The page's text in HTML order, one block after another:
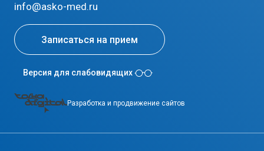
info@asko-med.ru
Записаться на прием
Версия для слабовидящих
Разработка и продвижение сайтов